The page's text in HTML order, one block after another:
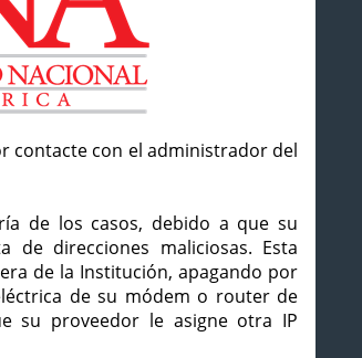
contacte con el administrador del
de los casos, debido a que su
direcciones maliciosas. Esta
de la Institución, apagando por
de su módem o router de
su proveedor le asigne otra IP